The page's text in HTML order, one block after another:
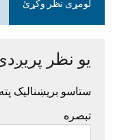
لومړی نظر وکړئ
یو نظر
ستاسو بریښنالیک
تبصره